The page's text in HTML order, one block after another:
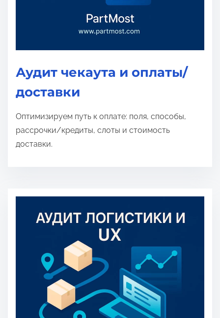
Аудит чекаута и оплаты/
доставки
Оптимизируем путь к оплате: поля, способы,
рассрочки/кредиты, слоты и стоимость
доставки.